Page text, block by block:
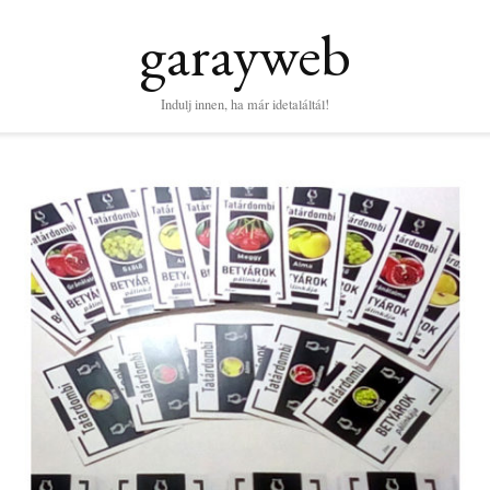
garayweb
Indulj innen, ha már idetaláltál!